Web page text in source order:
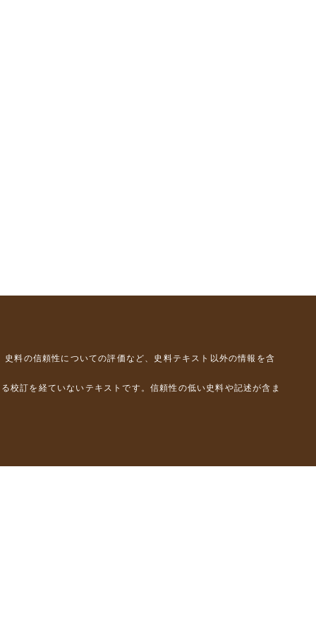
料の信頼性についての評価など、史料テキスト以外の情報を含
校訂を経ていないテキストです。信頼性の低い史料や記述が含ま